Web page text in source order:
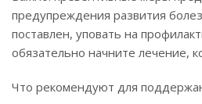
предупреждения развития
поставлен, уповать на
обязательно начните лечение,
Что рекомендуют для